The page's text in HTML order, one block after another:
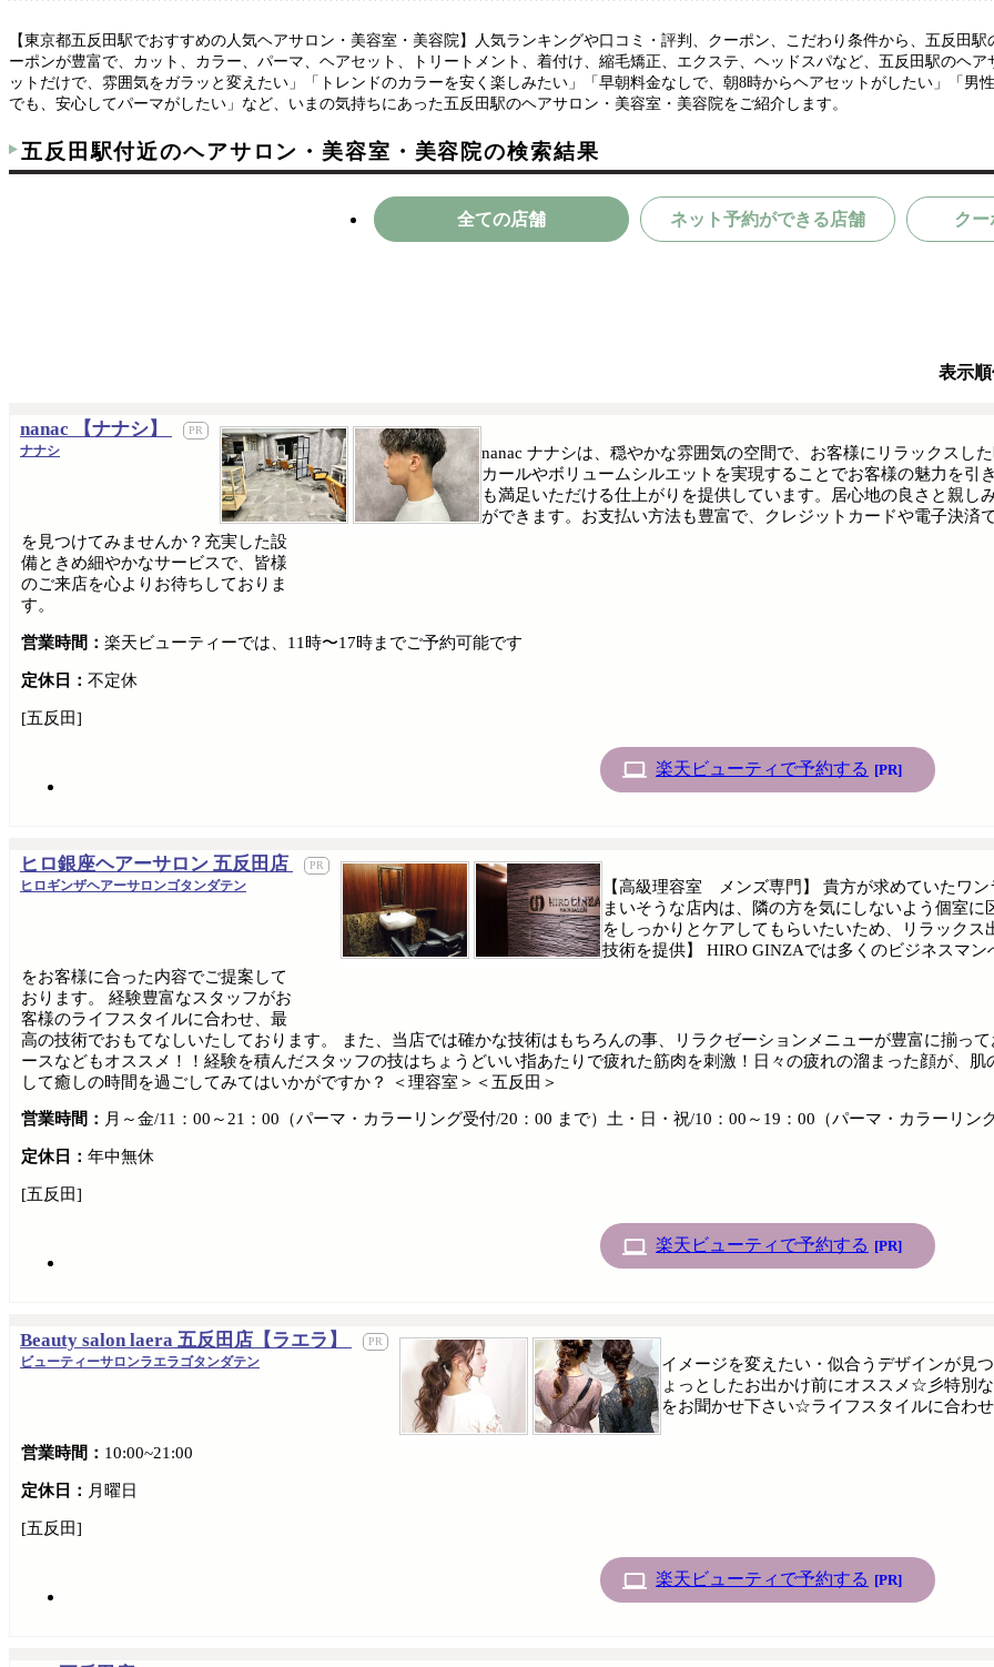
【東京都五反田駅でおすすめの人気ヘアサロン・美容室・美容院】人気ランキングや口コミ・評判、クーポン、こだわり条件から、五反田
ーポンが豊富で、カット、カラー、パーマ、ヘアセット、トリートメント、着付け、縮毛矯正、エクステ、ヘッドスパなど、五反田駅のヘ
ットだけで、雰囲気をガラッと変えたい」「トレンドのカラーを安く楽しみたい」「早朝料金なしで、朝8時からヘアセットがしたい」「
でも、安心してパーマがしたい」など、いまの気持ちにあった五反田駅のヘアサロン・美容室・美容院をご紹介します。
五反田駅付近のヘアサロン・美容室・美容院の検索結果
全ての店舗 ネット予約ができる店舗 クー
表示
nanac 【ナナシ】
ナナシ
nanac ナナシは、穏やかな雰囲気の空間で、お客様にリラックスし
カールやボリュームシルエットを実現することでお客様の魅力を
も満足いただける仕上がりを提供しています。居心地の良さと親
ができます。お支払い方法も豊富で、クレジットカードや電子決済
を見つけてみませんか？充実した設
備ときめ細やかなサービスで、皆様
のご来店を心よりお待ちしておりま
す。
営業時間： 楽天ビューティーでは、11時〜17時までご予約可能です
定休日： 不定休
[五反田]
楽天ビューティで予約する [PR]
ヒロ銀座ヘアーサロン 五反田店
ヒロギンザヘアーサロンゴタンダテン
【高級理容室 メンズ専門】 貴方が求めていたワ
まいそうな店内は、隣の方を気にしないよう個室
をしっかりとケアしてもらいたいため、リラック
技術を提供】 HIRO GINZAでは多くのビジネスマ
をお客様に合った内容でご提案して
おります。 経験豊富なスタッフがお
客様のライフスタイルに合わせ、最
高の技術でおもてなしいたしております。 また、当店では確かな技術はもちろんの事、リラクゼーションメニューが豊富に揃っ
ースなどもオススメ！！経験を積んだスタッフの技はちょうどいい指あたりで疲れた筋肉を刺激！日々の疲れの溜まった顔が、
して癒しの時間を過ごしてみてはいかがですか？ ＜理容室＞＜五反田＞
営業時間： 月～金/11：00～21：00（パーマ・カラーリング受付/20：00 まで）土・日・祝/10：00～19：00（パーマ・カラーリン
定休日： 年中無休
[五反田]
楽天ビューティで予約する [PR]
Beauty salon laera 五反田店【ラエラ】
ビューティーサロンラエラゴタンダテン
イメージを変えたい・似合うデザインが見
ょっとしたお出かけ前にオススメ☆彡特別
をお聞かせ下さい☆ライフスタイルに合わ
営業時間： 10:00~21:00
定休日： 月曜日
[五反田]
楽天ビューティで予約する [PR]